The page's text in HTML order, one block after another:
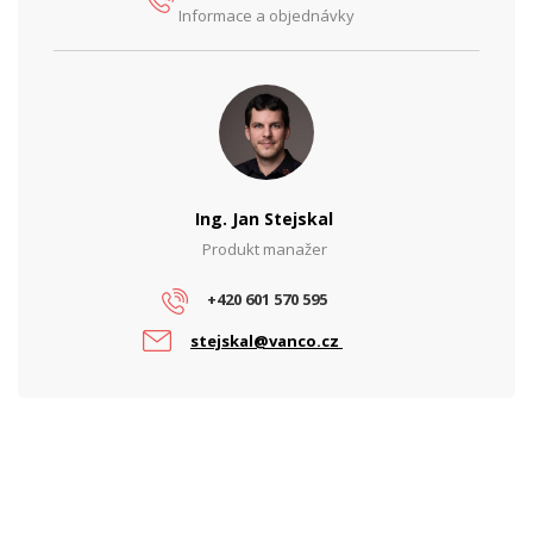
Přenosová rychlost WiFi - 2.4 GHz (Mbps) 688
PARAMETRY ETHERNET
Síťové rozhraní (Mbps)
PARAMETRY NAPÁJENÍ
Informace a objednávky
Ing. Jan Stejskal
Produkt manažer
+420 601 570 595
stejskal@vanco.cz